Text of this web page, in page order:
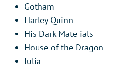
Gotham
Harley Quinn
His Dark Materials
House of the Dragon
Julia